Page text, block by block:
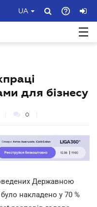
UA
для бізнесу
0
Державною
накладено у 70 %